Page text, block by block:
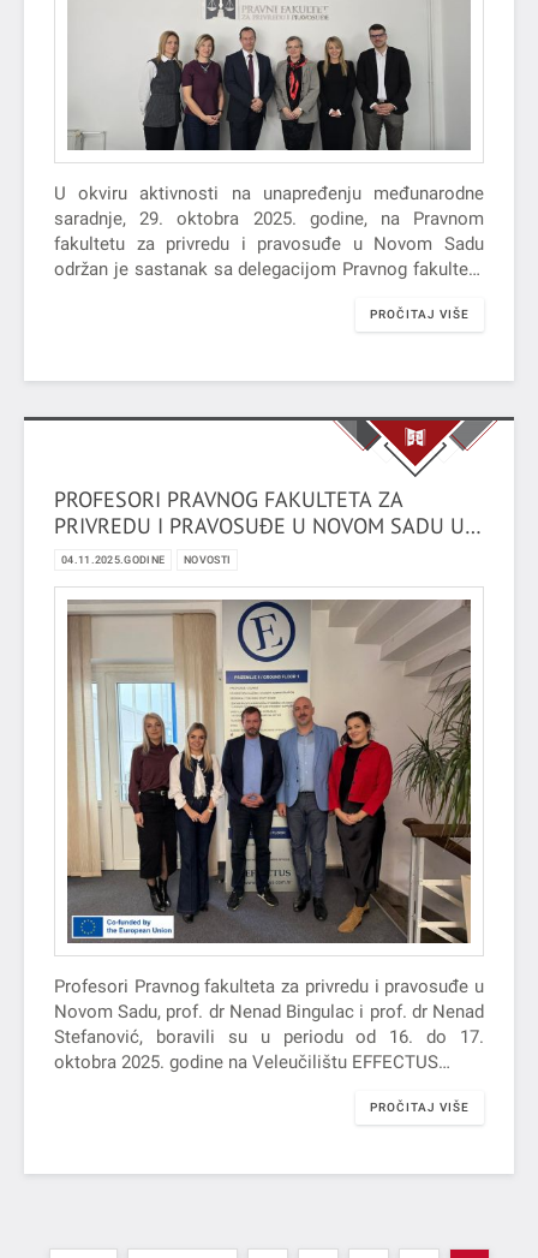
U okviru aktivnosti na unapređenju međunarodne
saradnje, 29. oktobra 2025. godine, na Pravnom
fakultetu za privredu i pravosuđe u Novom Sadu
održan je sastanak sa delegacijom Pravnog fakulteta
PROČITAJ VIŠE
PROFESORI PRAVNOG FAKULTETA ZA
PRIVREDU I PRAVOSUĐE U NOVOM SADU U
POSETI VELEUČILIŠTU EFFECTUS U ZAGREBU
MOBILNOSTI
04.11.2025.GODINE NOVOSTI
Profesori Pravnog fakulteta za privredu i pravosuđe u
Novom Sadu, prof. dr Nenad Bingulac i prof. dr Nenad
Stefanović, boravili su u periodu od 16. do 17.
oktobra 2025. godine na Veleučilištu EFFECTUS…
PROČITAJ VIŠE